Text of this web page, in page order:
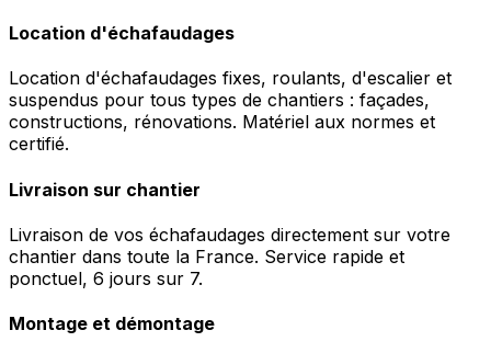
Location d'échafaudages
Location d'échafaudages fixes, roulants, d'escalier et
suspendus pour tous types de chantiers : façades,
constructions, rénovations. Matériel aux normes et
certifié.
Livraison sur chantier
Livraison de vos échafaudages directement sur votre
chantier dans toute la France. Service rapide et
ponctuel, 6 jours sur 7.
Montage et démontage